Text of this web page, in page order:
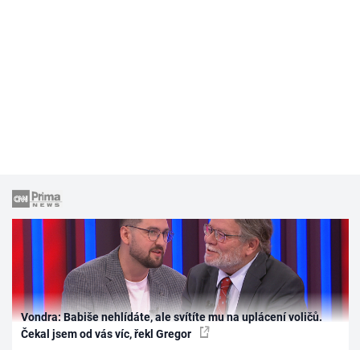
Vondra: Babiše nehlídáte, ale svítíte mu na uplácení voličů.
Čekal jsem od vás víc, řekl Gregor